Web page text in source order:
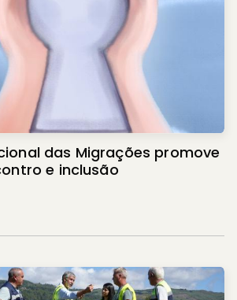
das Migrações promove
e inclusão